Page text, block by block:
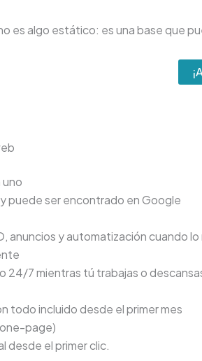
es algo estático: es una base que
puede ser encontrado en Google
anuncios y automatización cuando
24/7 mientras tú trabajas o
todo incluido desde el primer mes
page)
desde el primer clic.